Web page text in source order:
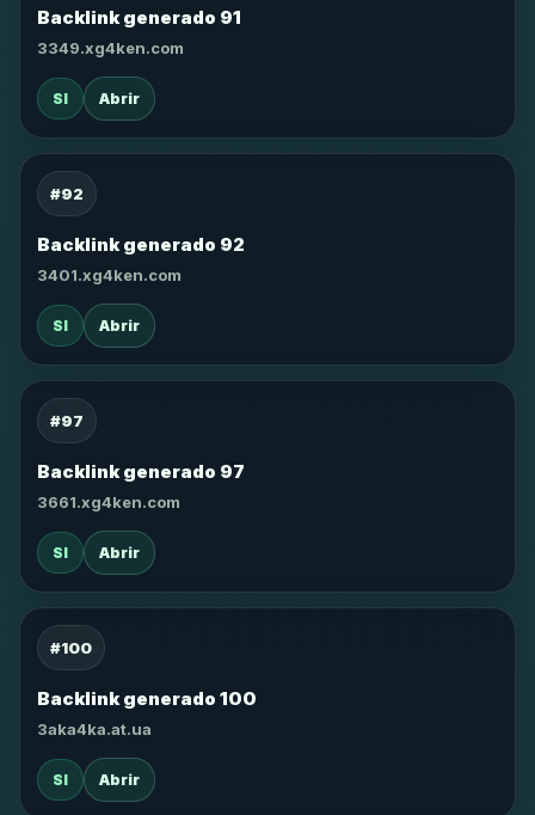
Backlink generado 91
3349.xg4ken.com
SI Abrir
#92
Backlink generado 92
3401.xg4ken.com
SI Abrir
#97
Backlink generado 97
3661.xg4ken.com
SI Abrir
#100
Backlink generado 100
3aka4ka.at.ua
SI Abrir